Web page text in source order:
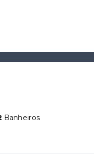
Banheiros